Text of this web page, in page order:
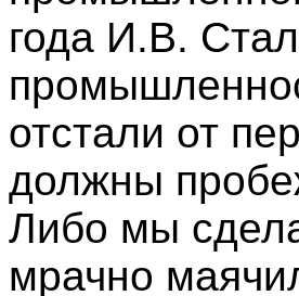
года И.В.
отстали от
должны
Либо мы
мрачно